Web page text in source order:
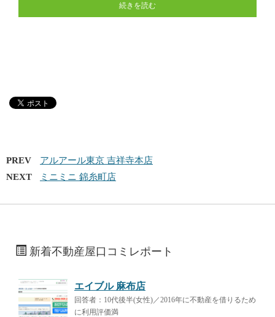
続きを読む
PREV
アルアール東京 吉祥寺本店
NEXT
ミニミニ 錦糸町店
新着不動産屋口コミレポート
エイブル 麻布店
回答者：10代後半(女性)／2016年に不動産を借りるため
に利用評価満